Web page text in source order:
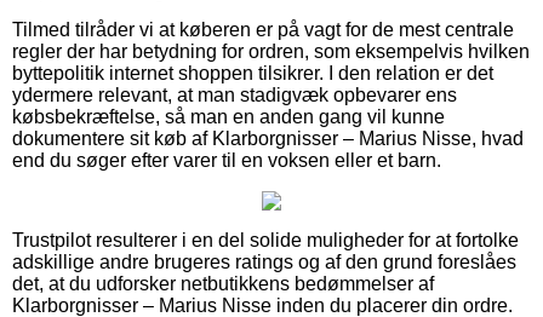
Tilmed tilråder vi at køberen er på vagt for de mest centrale
regler der har betydning for ordren, som eksempelvis hvilken
byttepolitik internet shoppen tilsikrer. I den relation er det
ydermere relevant, at man stadigvæk opbevarer ens
købsbekræftelse, så man en anden gang vil kunne
dokumentere sit køb af Klarborgnisser – Marius Nisse, hvad
end du søger efter varer til en voksen eller et barn.
Trustpilot resulterer i en del solide muligheder for at fortolke
adskillige andre brugeres ratings og af den grund foreslåes
det, at du udforsker netbutikkens bedømmelser af
Klarborgnisser – Marius Nisse inden du placerer din ordre.